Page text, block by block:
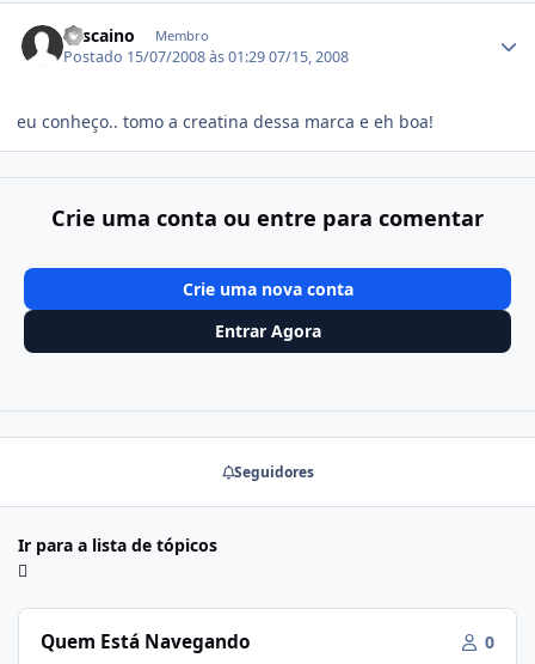
vascaino Membro
Postado 15/07/2008 às 01:2907/15, 2008
eu conheço.. tomo a creatina dessa marca e eh boa!
Crie uma conta ou entre para comentar
Crie uma nova conta
Entrar Agora
Seguidores
Ir para a lista de tópicos
Quem Está Navegando 0